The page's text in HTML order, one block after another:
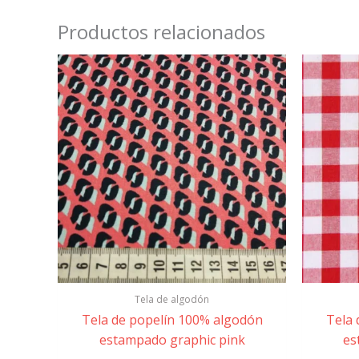
Productos relacionados
Tela de algodón
Tela de popelín 100% algodón
estampado graphic pink
Tela